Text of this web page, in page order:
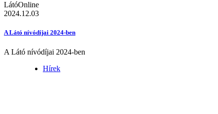
LátóOnline
2024.12.03
A Látó nívódíjai 2024-ben
A Látó nívódíjai 2024-ben
Hírek